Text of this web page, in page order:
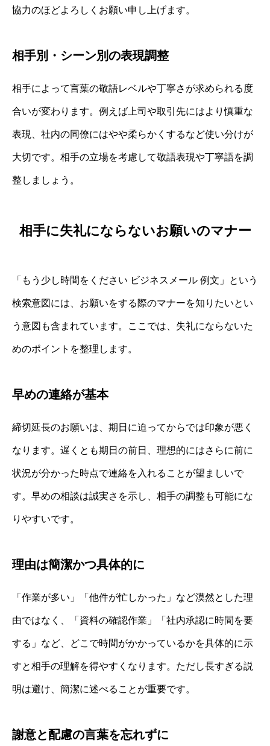
協力のほどよろしくお願い申し上げます。
相手別・シーン別の表現調整
相手によって言葉の敬語レベルや丁寧さが求められる度
合いが変わります。例えば上司や取引先にはより慎重な
表現、社内の同僚にはやや柔らかくするなど使い分けが
大切です。相手の立場を考慮して敬語表現や丁寧語を調
整しましょう。
相手に失礼にならないお願いのマナー
「もう少し時間をください ビジネスメール 例文」という
検索意図には、お願いをする際のマナーを知りたいとい
う意図も含まれています。ここでは、失礼にならないた
めのポイントを整理します。
早めの連絡が基本
締切延長のお願いは、期日に迫ってからでは印象が悪く
なります。遅くとも期日の前日、理想的にはさらに前に
状況が分かった時点で連絡を入れることが望ましいで
す。早めの相談は誠実さを示し、相手の調整も可能にな
りやすいです。
理由は簡潔かつ具体的に
「作業が多い」「他件が忙しかった」など漠然とした理
由ではなく、「資料の確認作業」「社内承認に時間を要
する」など、どこで時間がかかっているかを具体的に示
すと相手の理解を得やすくなります。ただし長すぎる説
明は避け、簡潔に述べることが重要です。
謝意と配慮の言葉を忘れずに